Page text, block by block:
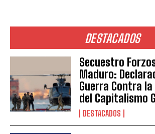
DESTACADOS
Secuestro
Maduro:
Guerra Contra
del Capitalismo
DESTACADOS